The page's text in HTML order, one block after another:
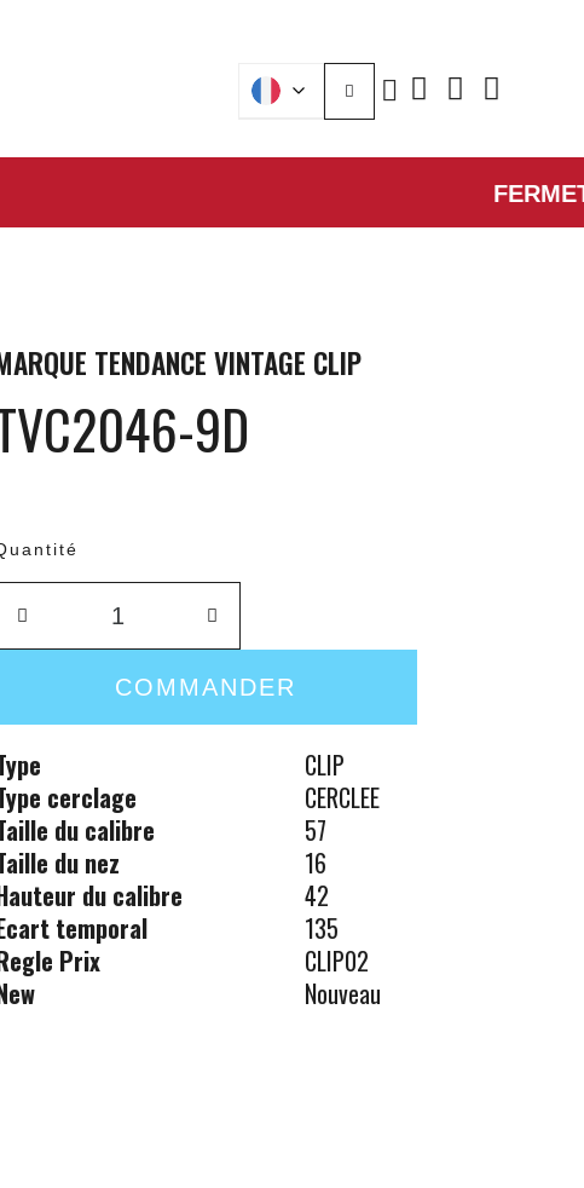
TENDANCE VINTAGE CLIP
9D
COMMANDER
CLIP
cerclage
CERCLEE
du calibre
57
du nez
16
du calibre
42
temporal
135
Prix
CLIP02
Nouveau